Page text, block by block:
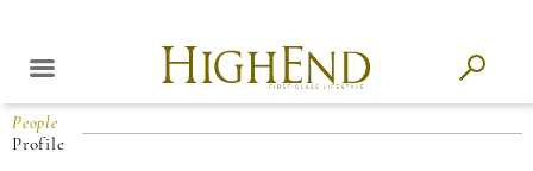
People
Profile